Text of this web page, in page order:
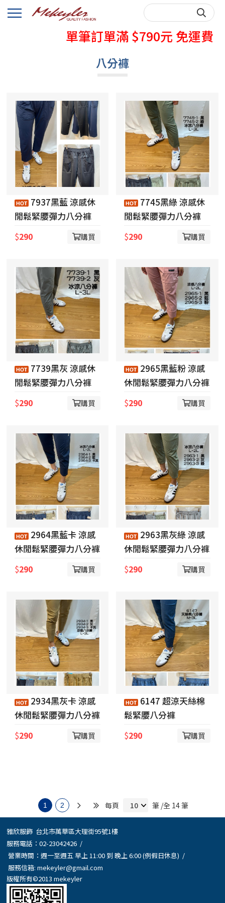
秋天牛仔褲熱賣中
單筆訂單滿 $790元 免運費
購買前，請先詳閱購物說明~
秋天牛仔褲熱賣中
購買前，請先詳閱購物說明~
八分褲
7937黑藍 涼感休
閒鬆緊腰彈力八分褲
$290 購買
7745黑綠 涼感休
閒鬆緊腰彈力八分褲
$290 購買
7739黑灰 涼感休
閒鬆緊腰彈力八分褲
$290 購買
2965黑藍粉 涼感
休閒鬆緊腰彈力八分褲
$290 購買
2964黑藍卡 涼感
休閒鬆緊腰彈力八分褲
$290 購買
2963黑灰綠 涼感
休閒鬆緊腰彈力八分褲
$290 購買
2934黑灰卡 涼感
休閒鬆緊腰彈力八分褲
$290 購買
6147 超涼天絲棉
鬆緊腰八分褲
$290 購買
1 2 每頁 筆 /全 14 筆
雅欣服飾 台北市萬華區大理街95號1樓
服務電話：02-23042426 /
營業時間：週一至週五 早上 11:00 到 晚上 6:00 (例假日休息) /
服務信箱:mekeyler@gmail.com
版權所有©2013 mekeyler